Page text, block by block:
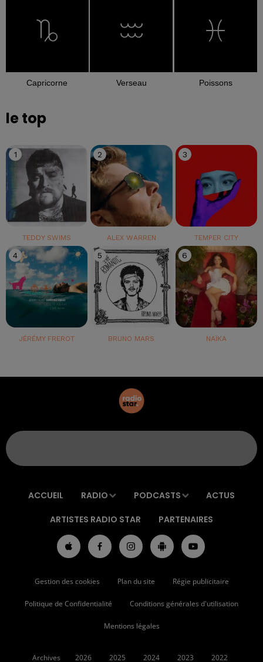
Capricorne Verseau Poissons
le top
1
TEDDY SWIMS
2
ALEX WARREN
3
TEMPER CITY
4
JÉRÉMY FREROT
5
BRUNO MARS
6
NAÏKA
ACCUEIL RADIO PODCASTS ACTUS
ARTISTES RADIO STAR PARTENAIRES
Gestion des cookies Plan du site Régie publicitaire
Politique de Confidentialité Conditions générales d'utilisation
Mentions légales
Archives 2026 2025 2024 2023 2022